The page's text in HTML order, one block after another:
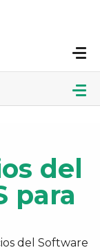
del
para
del Software